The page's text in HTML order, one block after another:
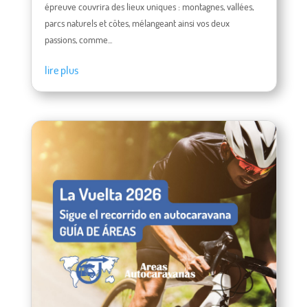
épreuve couvrira des lieux uniques : montagnes, vallées,
parcs naturels et côtes, mélangeant ainsi vos deux
passions, comme...
lire plus